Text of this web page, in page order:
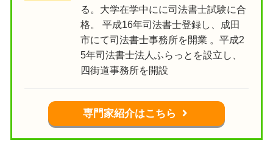
る。大学在学中にに司法書士試験に合
格。 平成16年司法書士登録し、成田
市にて司法書士事務所を開業 。平成2
5年司法書士法人ふらっとを設立し、
四街道事務所を開設
専門家紹介はこちら